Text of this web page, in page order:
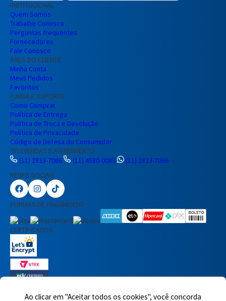
Ao clicar em "Aceitar todos os cookies", você concorda
INSTITUCIONAL
Quem Somos
Trabalhe Conosco
Perguntas frequentes
Fornecedores
Fale Conosco
ÁREA DO CLIENTE
Minha Conta
Meus Pedidos
Favoritos
AJUDA E SUPORTE
Como Comprar
Política de Entrega
Política de Troca e Devolução
Política de Privacidade
Código de Defesa do Consumidor
TELEVENDAS E ATENDIMENTO
(11) 2823-7066
(11) 4580-0085
(11) 2823-7066
REDES SOCIAIS
FORMAS DE PAGAMENTO
CERTIFICADOS
Nome Completo